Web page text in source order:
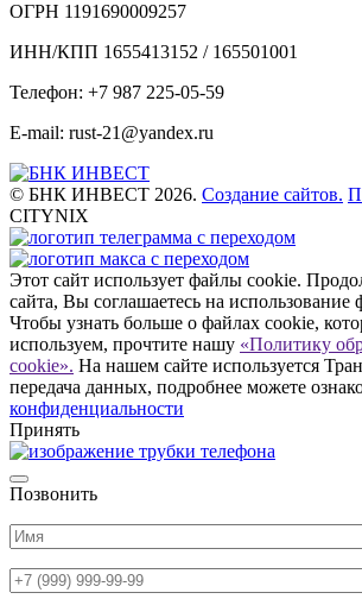
ОГРН 1191690009257
ИНН/КПП 1655413152 / 165501001
Телефон: +7 987 225-05-59
E-mail: rust-21@yandex.ru
© БНК ИНВЕСТ 2026. Создание сайтов.
CITYNIX
Этот сайт использует файлы cookie.
сайта, Вы соглашаетесь на использование
Чтобы узнать больше о файлах cookie,
используем, прочтите нашу «Политику
cookie». На нашем сайте используется
передача данных, подробнее можете
конфиденциальности
Принять
Позвонить